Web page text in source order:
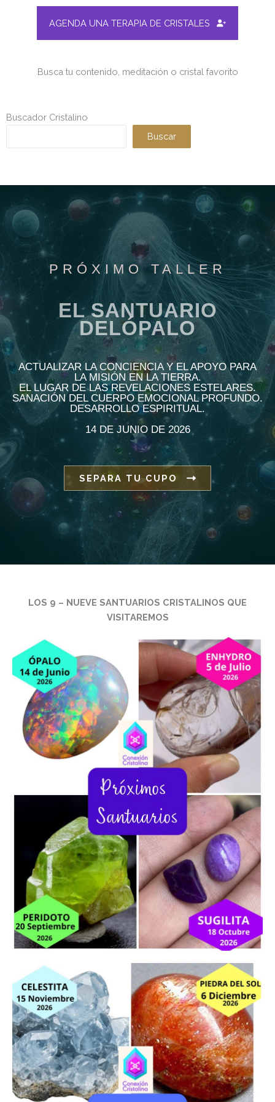
AGENDA UNA TERAPIA DE CRISTALES
Busca tu contenido, meditación o cristal favorito
Buscador Cristalino
Buscar
PRÓXIMO TALLER
EL SANTUARIO
DELÓPALO
ACTUALIZAR LA CONCIENCIA Y EL APOYO PARA
LA MISIÓN EN LA TIERRA.
EL LUGAR DE LAS REVELACIONES ESTELARES.
SANACIÓN DEL CUERPO EMOCIONAL PROFUNDO.
DESARROLLO ESPIRITUAL.
14 DE JUNIO DE 2026
SEPARA TU CUPO
LOS 9 – NUEVE SANTUARIOS CRISTALINOS QUE
VISITAREMOS